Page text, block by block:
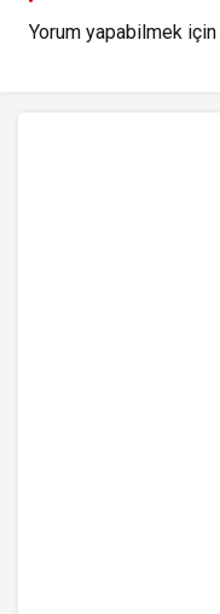
Yorum yapabilmek için